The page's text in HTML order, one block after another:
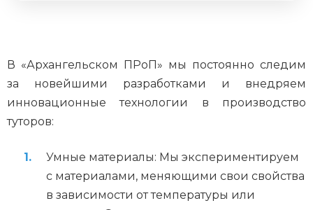
В «Архангельском ПРоП» мы постоянно следим
за новейшими разработками и внедряем
инновационные технологии в производство
туторов:
Умные материалы: Мы экспериментируем
с материалами, меняющими свои свойства
в зависимости от температуры или